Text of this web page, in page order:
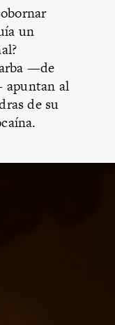
un
—de
apuntan al
de su